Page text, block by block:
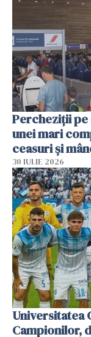
Percheziții
unei mari
ceasuri și
30 IULIE 2026
Universitatea
Campionilor,